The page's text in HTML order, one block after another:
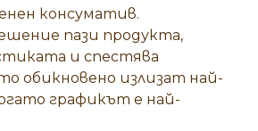
консуматив.
пази продукта,
и спестява
обикновено излизат най-
графикът е най-